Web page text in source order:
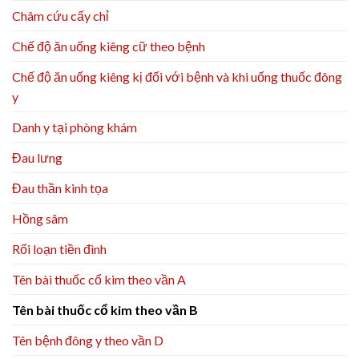
Châm cứu cấy chỉ
Chế độ ăn uống kiêng cữ theo bệnh
Chế độ ăn uống kiêng kị đối với bệnh và khi uống thuốc đông
y
Danh y tại phòng khám
Đau lưng
Đau thần kinh tọa
Hồng sâm
Rối loạn tiền đình
Tên bài thuốc cổ kim theo vần A
Tên bài thuốc cổ kim theo vần B
Tên bệnh đông y theo vần D